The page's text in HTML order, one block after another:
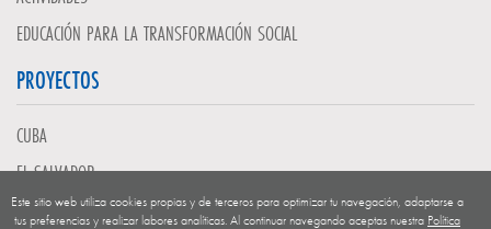
Este sitio web utiliza cookies propias y de terceros para optimizar tu navegación, adaptarse a
tus preferencias y realizar labores analíticas. Al continuar navegando aceptas nuestra Política
EDUCACIÓN PARA LA TRANSFORMACIÓN SOCIAL
PROYECTOS
CUBA
EL SALVADOR
GUATEMALA